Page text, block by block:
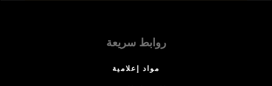
روابط سريعة
مواد إعلامية